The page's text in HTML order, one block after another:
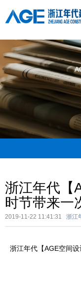
浙江年代【
时节带来一
2019-11-22 11:41:31 浙江
浙江年代【AGE空间